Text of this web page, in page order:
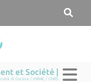
et Société |
di Corsica / INRAE / CNRS